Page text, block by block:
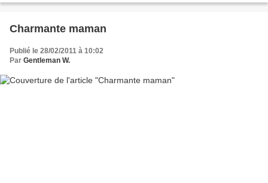
Charmante maman
Publié le 28/02/2011 à 10:02
Par Gentleman W.